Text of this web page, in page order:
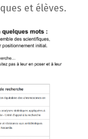
et élèves.